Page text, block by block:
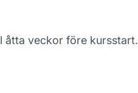
åtta veckor före kursstart.